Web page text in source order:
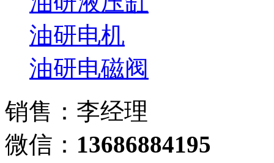
油研电机
油研电磁阀
销售：李经理
微信： 13686884195